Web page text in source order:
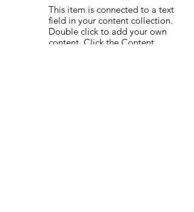
This item is connected to a text
field in your content collection.
Double click to add your own
content. Click the Content